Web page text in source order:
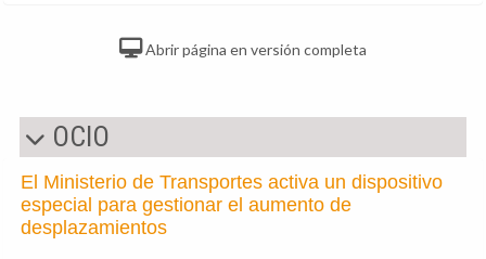
Abrir página en versión completa
OCIO
El Ministerio de Transportes activa un dispositivo
especial para gestionar el aumento de
desplazamientos